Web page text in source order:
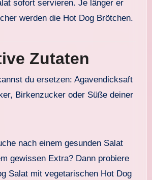
sofort servieren. Je länger er
werden die Hot Dog Brötchen.
Zutaten
du ersetzen: Agavendicksaft
Birkenzucker oder Süße deiner